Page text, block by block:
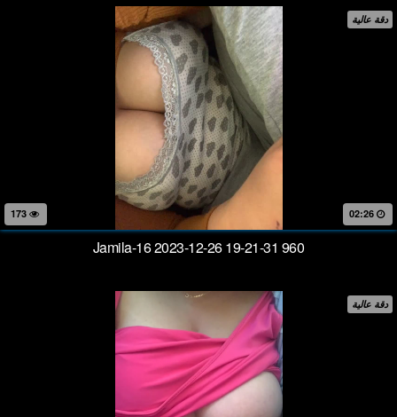
دقة عالية
02:26
Jamila-16 2023-12-26 19-21-31 960
دقة عالية